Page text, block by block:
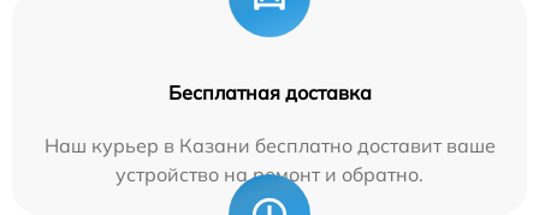
Бесплатная доставка
Наш курьер в Казани бесплатно доставит ваше
устройство на ремонт и обратно.